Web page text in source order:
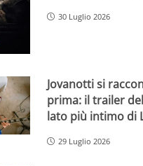
30 Luglio 2026
Jovanotti si
prima: il trailer
lato più intimo di
29 Luglio 2026